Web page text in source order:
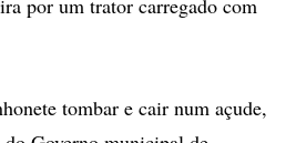
por um trator carregado com
tombar e cair num açude,